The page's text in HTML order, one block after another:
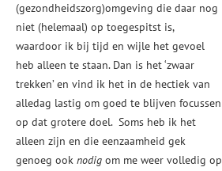
(gezondheidszorg)omgeving die daar nog
niet (helemaal) op toegespitst is,
waardoor ik bij tijd en wijle het gevoel
heb alleen te staan. Dan is het ‘zwaar
trekken’ en vind ik het in de hectiek van
alledag lastig om goed te blijven focussen
op dat grotere doel. Soms heb ik het
alleen zijn en die eenzaamheid gek
genoeg ook nodig om me weer volledig op